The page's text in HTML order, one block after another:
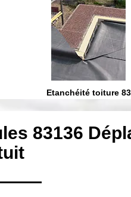
Etanchéité toiture 83
83136